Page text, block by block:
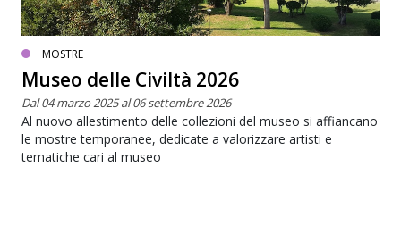
MOSTRE
Museo delle Civiltà 2026
Dal 04 marzo 2025 al 06 settembre 2026
Al nuovo allestimento delle collezioni del museo si affiancano
le mostre temporanee, dedicate a valorizzare artisti e
tematiche cari al museo